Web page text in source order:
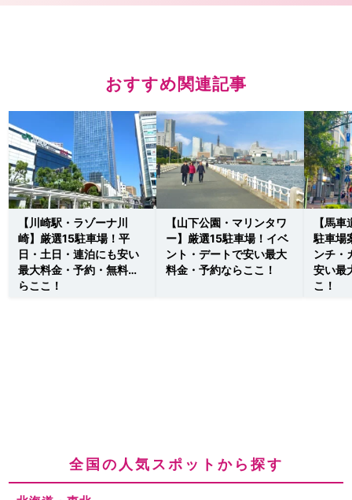
おすすめ関連記事
【川崎駅・ラゾーナ川
崎】厳選15駐車場！平
日・土日・連泊にも安い
最大料金・予約・無料な
らここ！
【山下公園・マリンタワ
ー】厳選15駐車場！イベ
ント・デートで安い最大
料金・予約ならここ！
【馬
駐車場
ンチ・
安い最
こ！
全国の人気スポットから探す